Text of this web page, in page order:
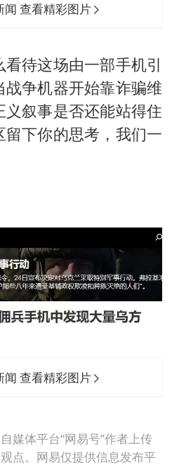
闻 查看精彩图片
待这场由一部手机引
争机器开始靠诈骗维
义叙事是否还能站得住
下你的思考，我们一
闻 查看精彩图片
媒体平台“网易号”作者上传
点。网易仅提供信息发布平